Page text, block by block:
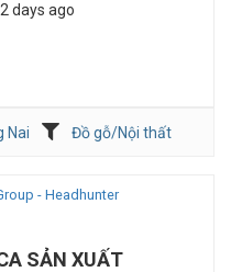
days ago
Nai
Đồ gỗ/Nội thất
- Headhunter
SẢN XUẤT